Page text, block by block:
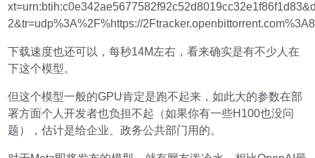
2&tr=udp%3A%2F%https://
下载速度也还可以，每秒14M左右，看来确实是有不少人在
下这个模型。
但这个模型一般的GPU肯定是跑不起来，如此大的参数在部
署方面个人开发者也负担不起（如果你有一些H100也没问
题），估计是给企业、政务公共部门用的。